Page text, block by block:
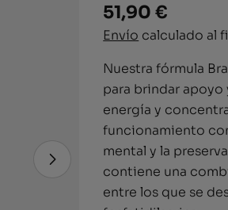
Abrir medios 1 en modal
Precio
regular
51,90 €
Envío calculado al
Nuestra fórmula
para brindar apoyo
energía y
funcionamiento
mental y la
contiene una
entre los que se